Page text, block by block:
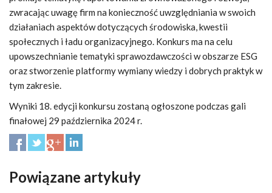
zwracając uwagę firm na konieczność uwzględniania w swoich
działaniach aspektów dotyczących środowiska, kwestii
społecznych i ładu organizacyjnego. Konkurs ma na celu
upowszechnianie tematyki sprawozdawczości w obszarze ESG
oraz stworzenie platformy wymiany wiedzy i dobrych praktyk w
tym zakresie.
Wyniki 18. edycji konkursu zostaną ogłoszone podczas gali
finałowej 29 października 2024 r.
Powiązane artykuły